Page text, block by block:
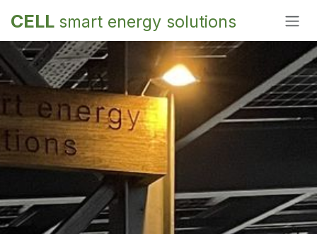
CELL smart energy solutions